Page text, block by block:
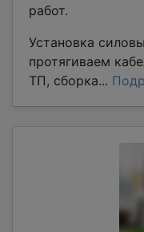
работ.
Установка
протягиваем
ТП, сборка...